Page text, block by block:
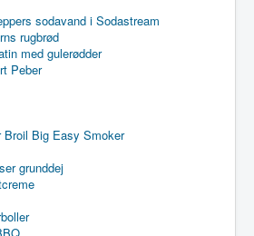
sodavand i Sodastream
rugbrød
med gulerødder
Peber
Broil Big Easy Smoker
grunddej